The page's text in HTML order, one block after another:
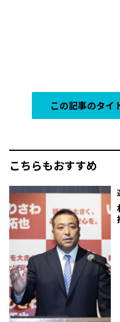
この記事のタイ
こちらもおすすめ